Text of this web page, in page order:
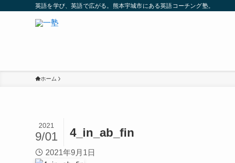
英語を学び、英語で広がる。熊本宇城市にある英語コーチング塾。
ホーム
4_in_ab_fin
2021
9/01
2021年9月1日